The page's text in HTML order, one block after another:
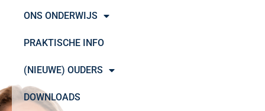
ONS ONDERWIJS
PRAKTISCHE INFO
(NIEUWE) OUDERS
DOWNLOADS